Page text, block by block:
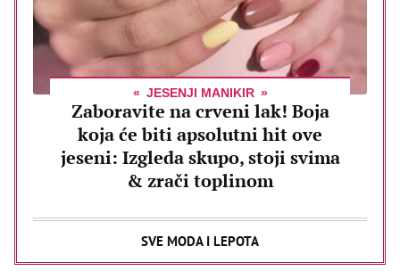
JESENJI MANIKIR
Zaboravite na crveni lak! Boja
koja će biti apsolutni hit ove
jeseni: Izgleda skupo, stoji svima
& zrači toplinom
SVE MODA I LEPOTA